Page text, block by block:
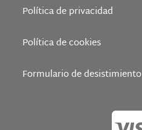
Política de privacidad
Política de cookies
Formulario de desistimiento